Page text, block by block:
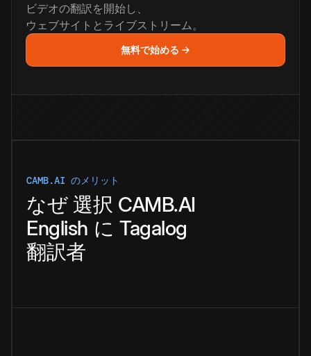
ビデオの翻訳を開始し、
ウェブサイトとライブストリーム。
無料で始める →
CAMB.AI のメリット
なぜ 選択 CAMB.AI
English に Tagalog
翻訳者